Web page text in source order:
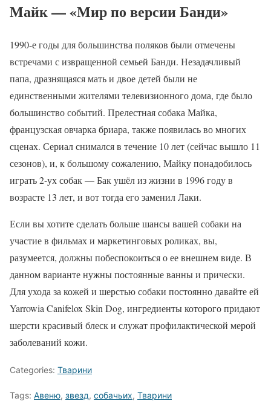
Майк — «Мир по версии Банди»
1990-е годы для большинства поляков были отмечены
встречами с извращенной семьей Банди. Незадачливый
папа, дразнящаяся мать и двое детей были не
единственными жителями телевизионного дома, где было
большинство событий. Прелестная собака Майка,
французская овчарка бриара, также появилась во многих
сценах. Сериал снимался в течение 10 лет (сейчас вышло 11
сезонов), и, к большому сожалению, Майку понадобилось
играть 2-ух собак — Бак ушёл из жизни в 1996 году в
возрасте 13 лет, и вот тогда его заменил Лаки.
Если вы хотите сделать больше шансы вашей собаки на
участие в фильмах и маркетинговых роликах, вы,
разумеется, должны побеспокоиться о ее внешнем виде. В
данном варианте нужны постоянные ванны и прически.
Для ухода за кожей и шерстью собаки постоянно давайте ей
Yarrowia Canifelox Skin Dog, ингредиенты которого придают
шерсти красивый блеск и служат профилактической мерой
заболеваний кожи.
Categories: Тварини
Tags: Авеню, звезд, собачьих, Тварини